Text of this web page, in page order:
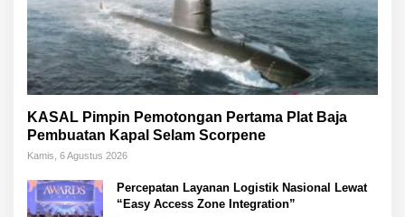
KASAL Pimpin Pemotongan Pertama Plat Baja
Pembuatan Kapal Selam Scorpene
Kamis, 6 Agustus 2026
Percepatan Layanan Logistik Nasional Lewat
“Easy Access Zone Integration”